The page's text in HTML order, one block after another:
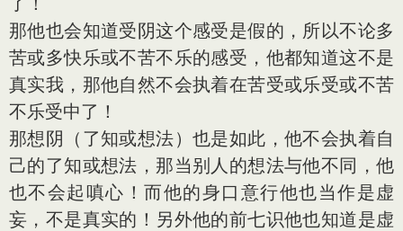
那他也会知道受阴这个感受是假的，所以不论多
苦或多快乐或不苦不乐的感受，他都知道这不是
真实我，那他自然不会执着在苦受或乐受或不苦
不乐受中了！
那想阴（了知或想法）也是如此，他不会执着自
己的了知或想法，那当别人的想法与他不同，他
也不会起嗔心！而他的身口意行他也当作是虚
妄，不是真实的！另外他的前七识他也知道是虚